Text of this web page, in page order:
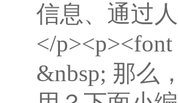
信息、通过
</
&nbsp; 那么